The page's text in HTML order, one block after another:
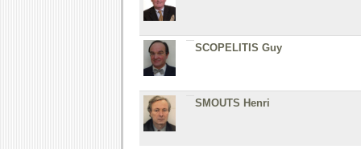
SCOPELITIS Guy
SMOUTS Henri